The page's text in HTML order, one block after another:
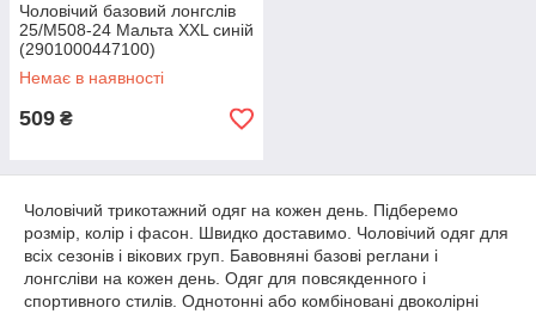
Чоловічий базовий лонгслів
25/М508-24 Мальта XXL синій
(2901000447100)
Немає в наявності
509 ₴
Чоловічий трикотажний одяг на кожен день. Підберемо
розмір, колір і фасон. Швидко доставимо. Чоловічий одяг для
всіх сезонів і вікових груп. Бавовняні базові реглани і
лонгсліви на кожен день. Одяг для повсякденного і
спортивного стилів. Однотонні або комбіновані двоколірні